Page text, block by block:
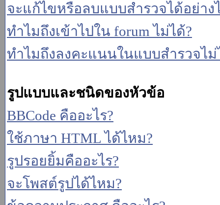
จะแก้ไขหรือลบแบบสำรวจได้อย่าง
ทำไมถึงเข้าไปใน forum ไม่ได้?
ทำไมถึงลงคะแนนในแบบสำรวจไม่
รูปแบบและชนิดของหัวข้อ
BBCode คืออะไร?
ใช้ภาษา HTML ได้ไหม?
รูปรอยยิ้มคืออะไร?
จะโพสต์รูปได้ไหม?